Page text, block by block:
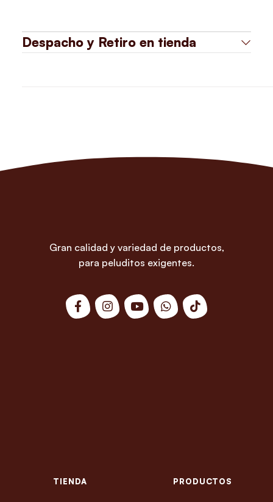
Despacho y Retiro en tienda
Gran calidad y variedad de productos,
para peluditos exigentes.
TIENDA PRODUCTOS